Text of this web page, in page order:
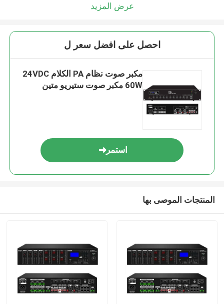
عرض المزيد
احصل على افضل سعر ل
مكبر صوت نظام PA الكلام 24VDC
60W مكبر صوت ستيريو متين
استمر
المنتجات الموصى بها